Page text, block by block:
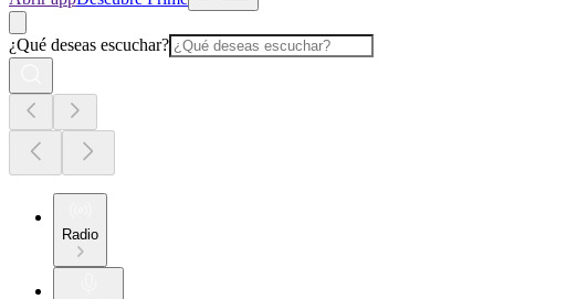
¿Qué deseas escuchar?
Radio